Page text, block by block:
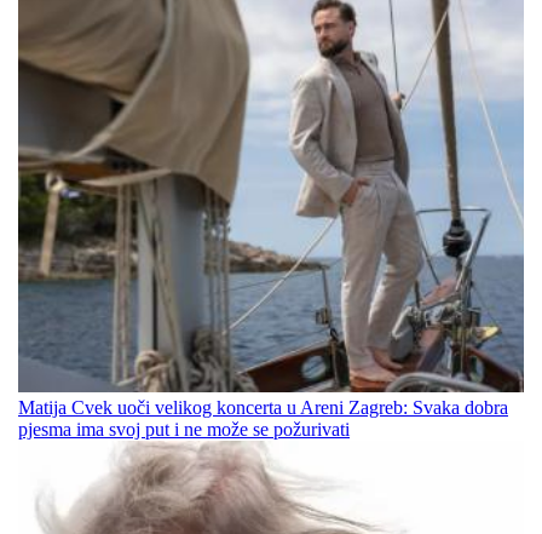
Matija Cvek uoči velikog koncerta u Areni Zagreb: Svaka dobra
pjesma ima svoj put i ne može se požurivati